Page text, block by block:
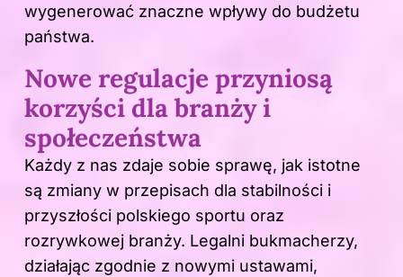
wygenerować znaczne wpływy do budżetu
państwa.
Nowe regulacje przyniosą
korzyści dla branży i
społeczeństwa
Każdy z nas zdaje sobie sprawę, jak istotne
są zmiany w przepisach dla stabilności i
przyszłości polskiego sportu oraz
rozrywkowej branży. Legalni bukmacherzy,
działając zgodnie z nowymi ustawami,